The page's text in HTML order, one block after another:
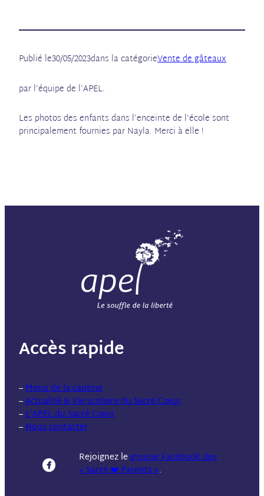
Publié le30/05/2023dans la catégorieVente de gâteaux
par l’équipe de l’APEL.
Les photos des enfants dans l’enceinte de l’école sont
principalement fournies par Nayla. Merci à elle !
Accès rapide
–Menu de la cantine
–Actualité & Vie scolaire du Sacré Cœur
–L’APEL du Sacré Cœur
–Nous contacter
Rejoignez legroupe Facebook des
« Sacré ❤️ Parents ».